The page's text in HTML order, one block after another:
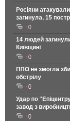
Росіяни
загинула, 15
0
14 людей
Київщині
0
ППО не змогла
обстрілу
0
Удар по
завод з
0